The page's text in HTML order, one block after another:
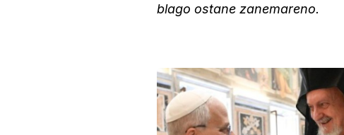
blago ostane zanemareno.